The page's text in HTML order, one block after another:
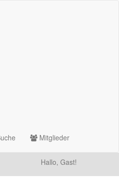
Mitglieder
Hallo, Gast!